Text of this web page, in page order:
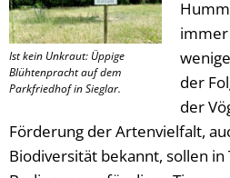
Ist kein Unkraut: Üppige
Blühtenpracht auf dem
Parkfriedhof in Sieglar.
immer
der
der
Förderung der Artenvielfalt,
Biodiversität bekannt, sollen